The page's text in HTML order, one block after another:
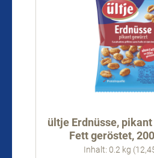
ültje Erdnüsse,
Fett geröstet,
Inhalt: 0.2